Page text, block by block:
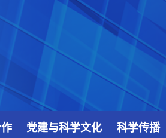
党建与科学文化 科学传播